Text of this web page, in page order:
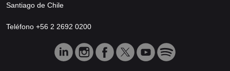
Santiago de Chile
Teléfono +56 2 2692 0200